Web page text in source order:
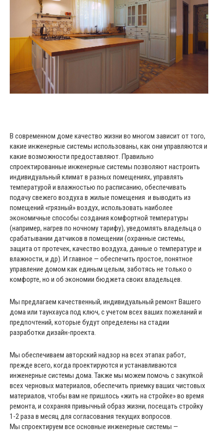
В современном доме качество жизни во многом зависит от того,
какие инженерные системы использованы, как они управляются и
какие возможности предоставляют. Правильно
спроектированные инженерные системы позволяют настроить
индивидуальный климат в разных помещениях, управлять
температурой и влажностью по расписанию, обеспечивать
подачу свежего воздуха в жилые помещения и выводить из
помещений «грязный» воздух, использовать наиболее
экономичные способы создания комфортной температуры
(например, нагрев по ночному тарифу), уведомлять владельца о
срабатывании датчиков в помещении (охранные системы,
защита от протечек, качество воздуха, данные о температуре и
влажности, и др). И главное — обеспечить простое, понятное
управление домом как единым целым, заботясь не только о
комфорте, но и об экономии бюджета своих владельцев.
Мы предлагаем качественный, индивидуальный ремонт Вашего
дома или таунхауса под ключ, с учетом всех ваших пожеланий и
предпочтений, которые будут определены на стадии
разработки дизайн-проекта.
Мы обеспечиваем авторский надзор на всех этапах работ,
прежде всего, когда проектируются и устанавливаются
инженерные системы дома. Также мы можем помочь с закупкой
всех черновых материалов, обеспечить приемку ваших чистовых
материалов, чтобы вам не пришлось «жить на стройке» во время
ремонта, и сохраняя привычный образ жизни, посещать стройку
1-2 раза в месяц для согласования текущих вопросов.
Мы спроектируем все основные инженерные системы —